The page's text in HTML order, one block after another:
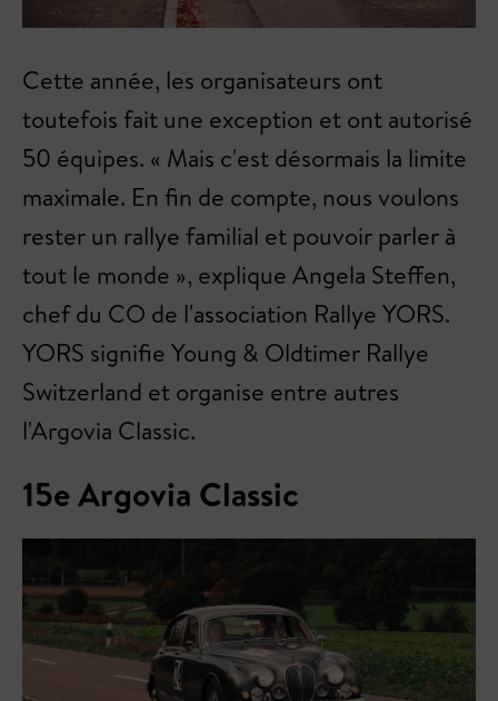
Cette année, les organisateurs ont
toutefois fait une exception et ont autorisé
50 équipes. « Mais c'est désormais la limite
maximale. En fin de compte, nous voulons
rester un rallye familial et pouvoir parler à
tout le monde », explique Angela Steffen,
chef du CO de l'association Rallye YORS.
YORS signifie Young & Oldtimer Rallye
Switzerland et organise entre autres
l'Argovia Classic.
15e Argovia Classic